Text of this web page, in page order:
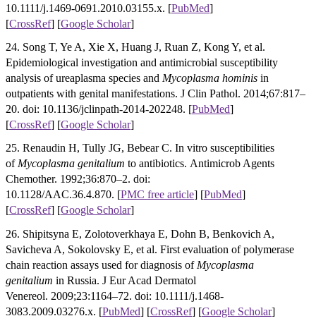
10.1111/j.1469-0691.2010.03155.x. [PubMed]
[CrossRef] [Google Scholar]
24. Song T, Ye A, Xie X, Huang J, Ruan Z, Kong Y, et al.
Epidemiological investigation and antimicrobial susceptibility
analysis of ureaplasma species and Mycoplasma hominis in
outpatients with genital manifestations. J Clin Pathol. 2014;67:817–
20. doi: 10.1136/jclinpath-2014-202248. [PubMed]
[CrossRef] [Google Scholar]
25. Renaudin H, Tully JG, Bebear C. In vitro susceptibilities
ofMycoplasma genitalium to antibiotics. Antimicrob Agents
Chemother. 1992;36:870–2. doi:
10.1128/AAC.36.4.870. [PMC free article] [PubMed]
[CrossRef] [Google Scholar]
26. Shipitsyna E, Zolotoverkhaya E, Dohn B, Benkovich A,
Savicheva A, Sokolovsky E, et al. First evaluation of polymerase
chain reaction assays used for diagnosis of Mycoplasma
genitalium in Russia. J Eur Acad Dermatol
Venereol. 2009;23:1164–72. doi: 10.1111/j.1468-
3083.2009.03276.x. [PubMed] [CrossRef] [Google Scholar]